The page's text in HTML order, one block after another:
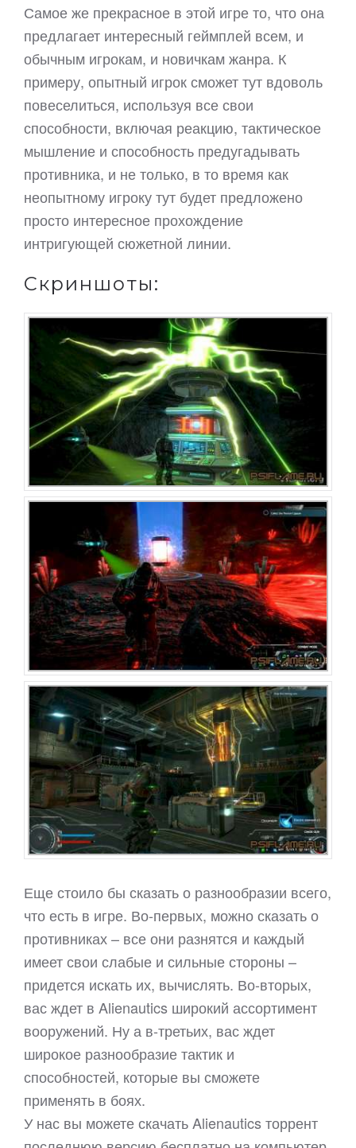
Самое же прекрасное в этой игре то, что она
предлагает интересный геймплей всем, и
обычным игрокам, и новичкам жанра. К
примеру, опытный игрок сможет тут вдоволь
повеселиться, используя все свои
способности, включая реакцию, тактическое
мышление и способность предугадывать
противника, и не только, в то время как
неопытному игроку тут будет предложено
просто интересное прохождение
интригующей сюжетной линии.
Скриншоты:
Еще стоило бы сказать о разнообразии всего,
что есть в игре. Во-первых, можно сказать о
противниках – все они разнятся и каждый
имеет свои слабые и сильные стороны –
придется искать их, вычислять. Во-вторых,
вас ждет в Alienautics широкий ассортимент
вооружений. Ну а в-третьих, вас ждет
широкое разнообразие тактик и
способностей, которые вы сможете
применять в боях.
У нас вы можете скачать Alienautics торрент